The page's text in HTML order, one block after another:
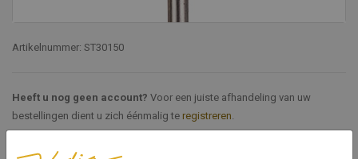
Artikelnummer: ST30150
Heeft u nog geen account? Voor een juiste afhandeling van uw
bestellingen dient u zich éénmalig te registreren.